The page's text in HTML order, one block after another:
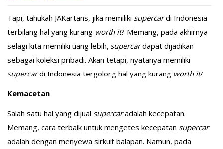
Tapi, tahukah JAKartans, jika memiliki supercardi Indonesia
terbilang hal yang kurang worth it? Memang, pada akhirnya
selagi kita memiliki uang lebih, supercardapat dijadikan
sebagai koleksi pribadi. Akan tetapi, nyatanya memiliki
supercardi Indonesia tergolong hal yang kurang worth it/
Kemacetan
Salah satu hal yang dijual supercaradalah kecepatan.
Memang, cara terbaik untuk mengetes kecepatan supercar
adalah dengan menyewa sirkuit balapan. Namun, pada